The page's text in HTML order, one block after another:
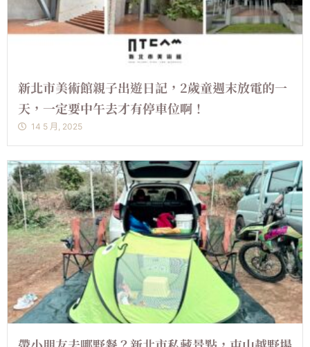
新北市美術館親子出遊日記，2歲童週末放電的一
天，一定要中午去才有停車位啊！
14 5 月, 2025